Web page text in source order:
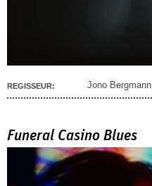
REGISSEUR: Jono Bergmann
Funeral Casino Blues